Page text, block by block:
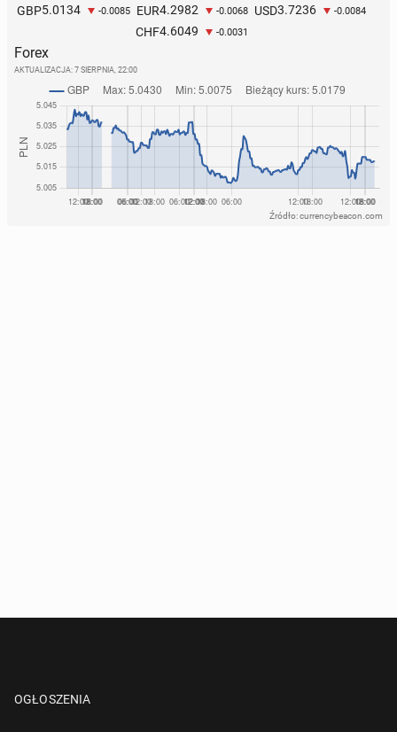
GBP5.0134 -0.0085 EUR4.2982 -0.0068 USD3.7236 -0.0084
CHF4.6049 -0.0031
Forex
AKTUALIZACJA: 7 SIERPNIA, 22:00
Źródło: currencybeacon.com
OGŁOSZENIA